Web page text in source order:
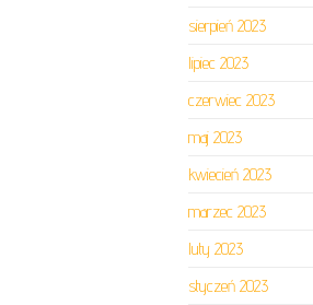
sierpień 2023
lipiec 2023
czerwiec 2023
maj 2023
kwiecień 2023
marzec 2023
luty 2023
styczeń 2023